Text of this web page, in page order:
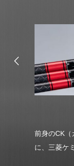
TENSEI Pro 1K
カーボンケブラー）
カルが独自に開発し